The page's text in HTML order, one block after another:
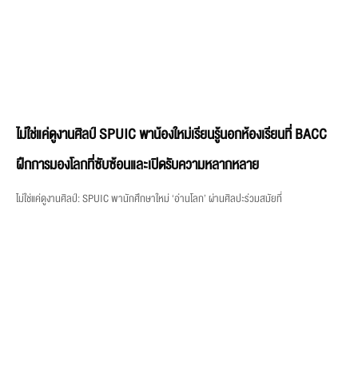
ไม่ใช่แค่ดูงานศิลป์ SPUIC พาน้องใหม่เรียนรู้นอกห้องเรียนที่ BACC
ฝึกการมองโลกที่ซับซ้อนและเปิดรับความหลากหลาย
ไม่ใช่แค่ดูงานศิลป์: SPUIC พานักศึกษาใหม่ ‘อ่านโลก’ ผ่านศิลปะร่วมสมัยที่